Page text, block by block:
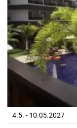
4.5. - 10.05.2027